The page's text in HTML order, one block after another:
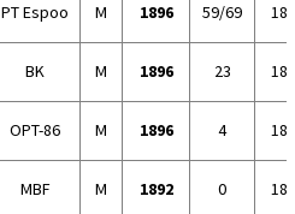
PT Espoo M 1896 59/69
BK M 1896 23
OPT-86 M 1896 4
MBF M 1892 0